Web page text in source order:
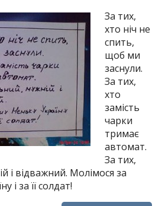
За тих,
хто ніч не
спить,
щоб ми
заснули.
За тих,
хто
замість
чарки
тримає
автомат.
За тих,
і відважний. Молімося за
і за її солдат!